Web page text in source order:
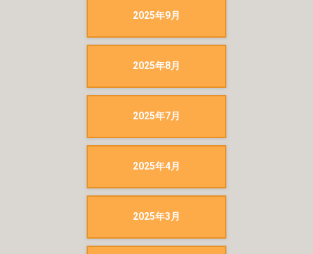
2025年9月
2025年8月
2025年7月
2025年4月
2025年3月